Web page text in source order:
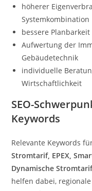
höherer
Systemkombination
bessere
Aufwertung der
Gebäudetechnik
individuelle
Wirtschaftlichkeit
SEO-
Keywords
Relevante Keywords
Stromtarif, EPEX,
Dynamische
helfen dabei,